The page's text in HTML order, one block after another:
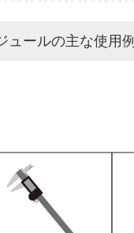
ュールの主な使用例